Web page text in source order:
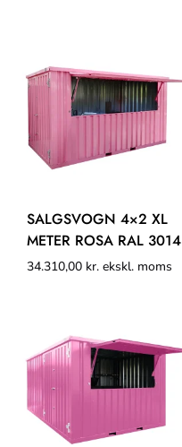
SALGSVOGN 4×2 XL
METER ROSA RAL 3014
34.310,00 kr. ekskl. moms